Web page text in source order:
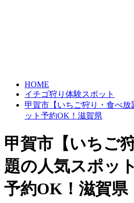
HOME
イチゴ狩り体験スポット
甲賀市【いちご狩り・食べ
ット予約OK！滋賀県
甲賀市【いちご
題の人気スポッ
予約OK！滋賀県